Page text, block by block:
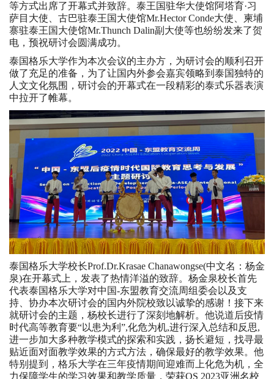
等方式出席了开幕式并致辞。泰王国驻华大使馆阿塔育·习
萨目大使、古巴驻泰王国大使馆Mr.Hector Conde大使、柬埔
寨驻泰王国大使馆Mr.Thunch Dalin副大使等也纷纷发来了贺
电，预祝研讨会圆满成功。
泰国格乐大学作为本次会议的主办方，为研讨会的顺利召开
做了充足的准备，为了让国内外参会嘉宾领略到泰国独特的
人文文化氛围，研讨会的开幕式在一段精彩的泰式乐器表演
中拉开了帷幕。
泰国格乐大学校长Prof.Dr.Krasae Chanawongse(中文名：杨金
泉)在开幕式上，发表了热情洋溢的致辞。杨金泉校长首先
代表泰国格乐大学对中国-东盟教育交流周组委会以及支
持、协办本次研讨会的国内外院校致以诚挚的感谢！接下来
就研讨会的主题，杨校长进行了深刻地解析。他说道后疫情
时代高等教育要“以患为利”,化危为机,进行深入总结和反思,
进一步加大多种教学模式的探索和实践，扬长避短，找寻最
贴近面对面教学效果的方式方法，确保最好的教学效果。他
特别提到，格乐大学在三年疫情期间迎难而上化危为机，全
力保障学生的学习效果和教学质量，荣获QS 2023亚洲名校